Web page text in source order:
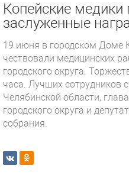
Копейские медики
заслуженные
19 июня в городском Доме
чествовали медицинских
городского округа.
часа. Лучших сотрудников
Челябинской области,
городского округа и
собрания.